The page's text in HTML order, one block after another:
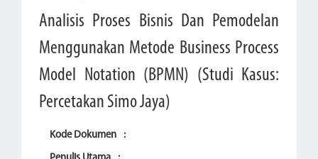
Analisis Proses Bisnis Dan Pemodelan
Menggunakan Metode Business Process
Model Notation (BPMN) (Studi Kasus:
Percetakan Simo Jaya)
Kode Dokumen :